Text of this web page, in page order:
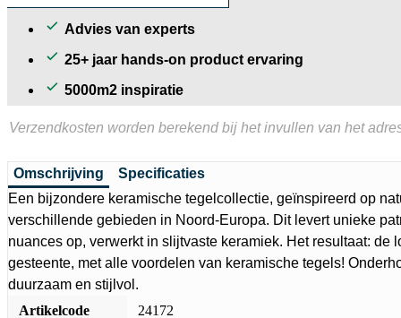
Advies van experts
25+ jaar hands-on product ervaring
5000m2 inspiratie
Verzendkosten worden berekend bij het invullen van het
Omschrijving
Specificaties
Een bijzondere keramische tegelcollectie, geïnspireerd op
verschillende gebieden in Noord-Europa. Dit levert unieke
nuances op, verwerkt in slijtvaste keramiek. Het resultaat: de
gesteente, met alle voordelen van keramische tegels!
duurzaam en stijlvol.
Artikelcode
24172